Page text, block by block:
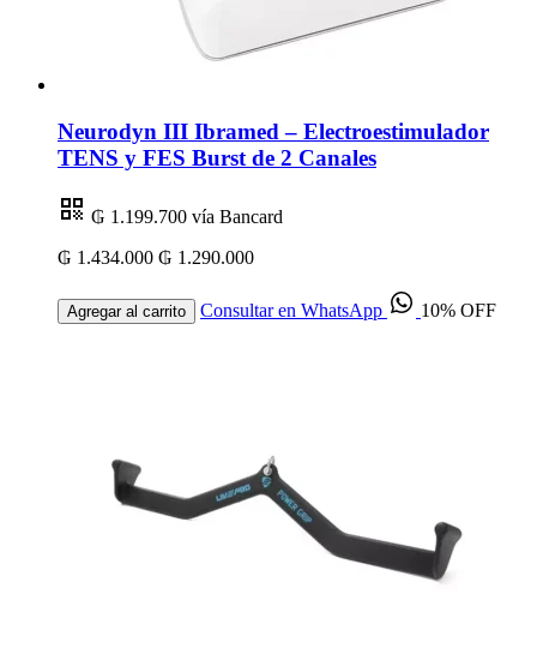
Neurodyn III Ibramed – Electroestimulador
TENS y FES Burst de 2 Canales
₲ 1.199.700 vía Bancard
₲ 1.434.000 ₲ 1.290.000
Agregar al carrito Consultar en WhatsApp 10% OFF